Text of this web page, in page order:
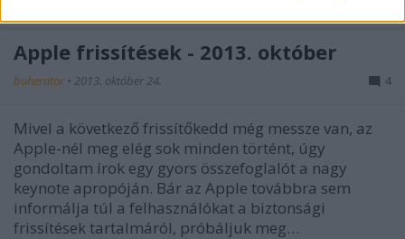
Apple frissítések - 2013. október
buherator • 2013. október 24. 4
Mivel a következő frissítőkedd még messze van, az
Apple-nél meg elég sok minden történt, úgy
gondoltam írok egy gyors összefoglalót a nagy
keynote apropóján. Bár az Apple továbbra sem
informálja túl a felhasználókat a biztonsági
frissítések tartalmáról, próbáljuk meg…